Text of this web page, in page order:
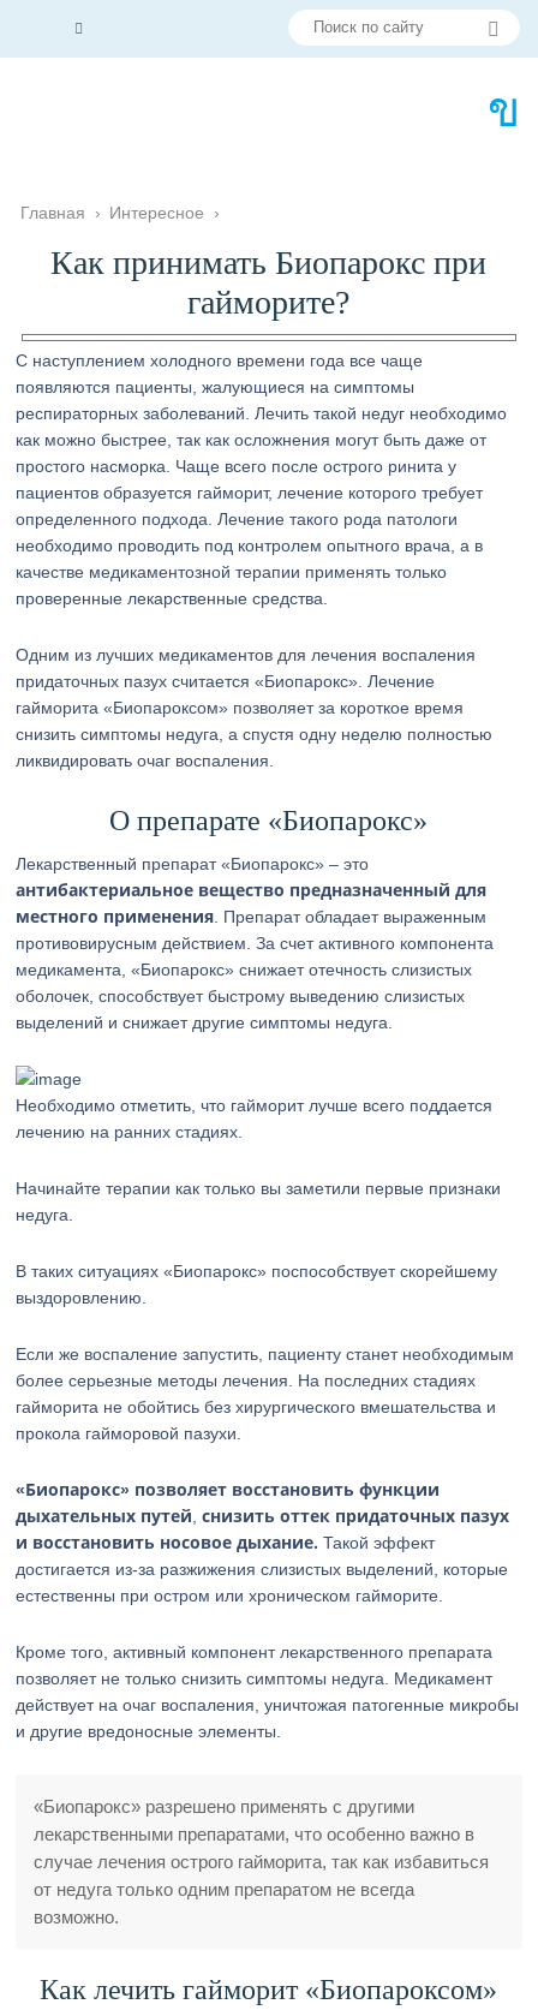
Главная › Интересное ›
Как принимать Биопарокс при
гайморите?
С наступлением холодного времени года все чаще
появляются пациенты, жалующиеся на симптомы
респираторных заболеваний. Лечить такой недуг необходимо
как можно быстрее, так как осложнения могут быть даже от
простого насморка. Чаще всего после острого ринита у
пациентов образуется гайморит, лечение которого требует
определенного подхода. Лечение такого рода патологи
необходимо проводить под контролем опытного врача, а в
качестве медикаментозной терапии применять только
проверенные лекарственные средства.
Одним из лучших медикаментов для лечения воспаления
придаточных пазух считается «Биопарокс». Лечение
гайморита «Биопароксом» позволяет за короткое время
снизить симптомы недуга, а спустя одну неделю полностью
ликвидировать очаг воспаления.
О препарате «Биопарокс»
Лекарственный препарат «Биопарокс» – это
антибактериальное вещество предназначенный для
местного применения . Препарат обладает выраженным
противовирусным действием. За счет активного компонента
медикамента, «Биопарокс» снижает отечность слизистых
оболочек, способствует быстрому выведению слизистых
выделений и снижает другие симптомы недуга.
Необходимо отметить, что гайморит лучше всего поддается
лечению на ранних стадиях.
Начинайте терапии как только вы заметили первые признаки
недуга.
В таких ситуациях «Биопарокс» поспособствует скорейшему
выздоровлению.
Если же воспаление запустить, пациенту станет необходимым
более серьезные методы лечения. На последних стадиях
гайморита не обойтись без хирургического вмешательства и
прокола гайморовой пазухи.
«Биопарокс» позволяет восстановить функции
дыхательных путей ,снизить оттек придаточных пазух
и восстановить носовое дыхание. Такой эффект
достигается из-за разжижения слизистых выделений, которые
естественны при остром или хроническом гайморите.
Кроме того, активный компонент лекарственного препарата
позволяет не только снизить симптомы недуга. Медикамент
действует на очаг воспаления, уничтожая патогенные микробы
и другие вредоносные элементы.
«Биопарокс» разрешено применять с другими
лекарственными препаратами, что особенно важно в
случае лечения острого гайморита, так как избавиться
от недуга только одним препаратом не всегда
возможно.
Как лечить гайморит «Биопароксом»